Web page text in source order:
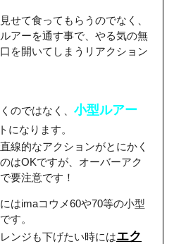
せて食ってもらうのでなく、
アーを通す事で、やる気の無
を開いてしまうリアクション
のではなく、 小型ルアー
になります。
線的なアクションがとにかく
はOKですが、オーバーアク
要注意です！
はimaコウメ60や70等の小型
す。
ンジも下げたい時にはエク